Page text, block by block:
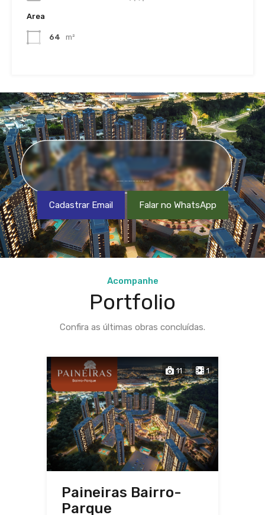
Area
64 m²
Cadastrar Email Falar no WhatsApp
Acompanhe
Portfolio
Confira as últimas obras concluídas.
11 1
Paineiras Bairro-
Parque